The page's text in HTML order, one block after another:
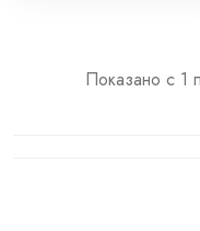
Показано с 1